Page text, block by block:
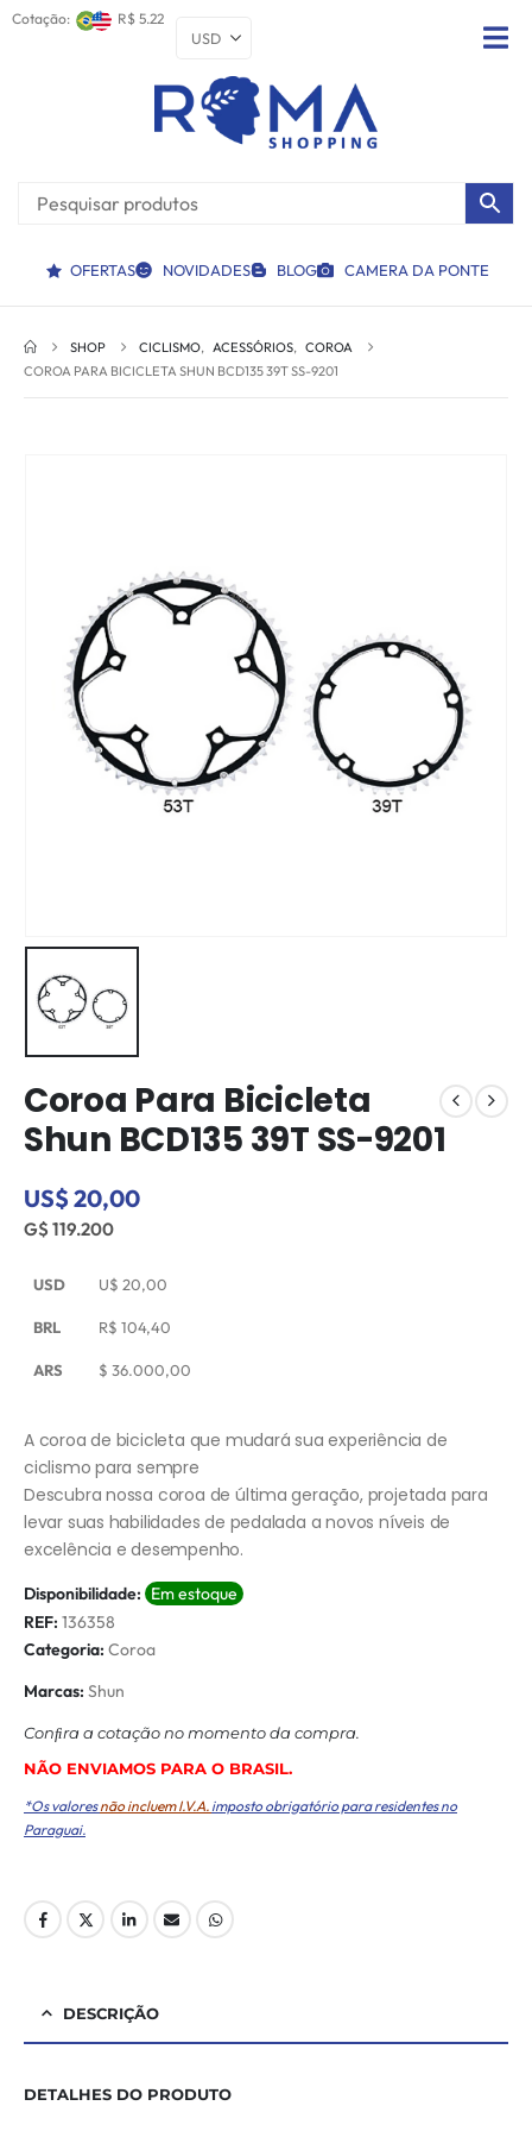
Cotação: R$ 5.22
OFERTAS NOVIDADES BLOG CAMERA DA PONTE
SHOP CICLISMO, ACESSÓRIOS, COROA
COROA PARA BICICLETA SHUN BCD135 39T SS-9201
Coroa Para Bicicleta
Shun BCD135 39T SS-9201
US$ 20,00
G$ 119.200
USD U$ 20,00
BRL R$ 104,40
ARS $ 36.000,00
A coroa de bicicleta que mudará sua experiência de
ciclismo para sempre
Descubra nossa coroa de última geração, projetada para
levar suas habilidades de pedalada a novos níveis de
excelência e desempenho.
Disponibilidade: Em estoque
REF: 136358
Categoria: Coroa
Marcas: Shun
Conﬁra a cotação no momento da compra.
NÃO ENVIAMOS PARA O BRASIL.
*Os valoresnão incluem I.V.A. imposto obrigatório para residentes no
Paraguai.
DESCRIÇÃO
DETALHES DO PRODUTO